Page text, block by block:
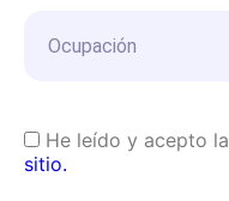
He leído y acepto la
sitio.